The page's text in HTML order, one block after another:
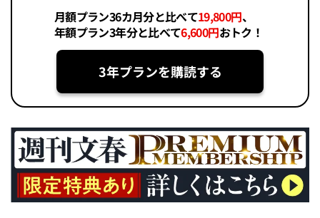
月額プラン36カ月分と比べて19,800円、
年額プラン3年分と比べて6,600円おトク！
3年プランを購読する